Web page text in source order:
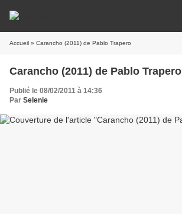
Accueil » Carancho (2011) de Pablo Trapero
Carancho (2011) de Pablo Trapero
Publié le 08/02/2011 à 14:36
Par Selenie